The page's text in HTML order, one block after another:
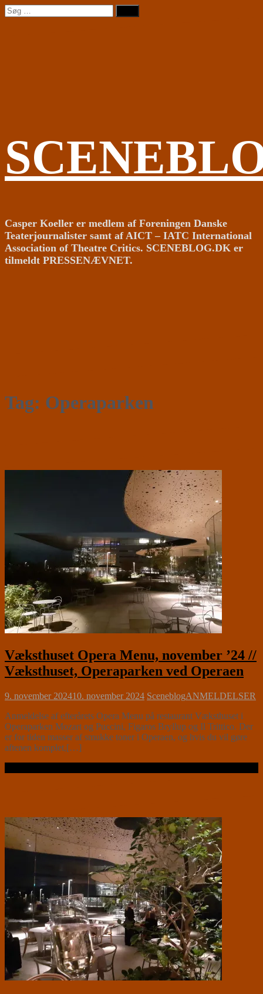
Videre
til
Søg
efter:
Casper Koeller er medlem af Foreningen Danske
Teaterjournalister samt af AICT – IATC International
Association of Theatre Critics. SCENEBLOG.DK er
tilmeldt PRESSENÆVNET.
Tag: Operaparken
Væksthuset Opera Menu, november ’24 //
Væksthuset, Operaparken ved Operaen
9. november 202410. november 2024 SceneblogANMELDELSER
Anmeldelse af efterårets Opera Menu på restaurant Væksthuset i
Operaparken Mozart og Puccini, Figaros Bryllup og Il Trittico. Der
er for tiden masser af smukke toner i Operaen, og hvis du vil gøre
aftenen komplet,[…]